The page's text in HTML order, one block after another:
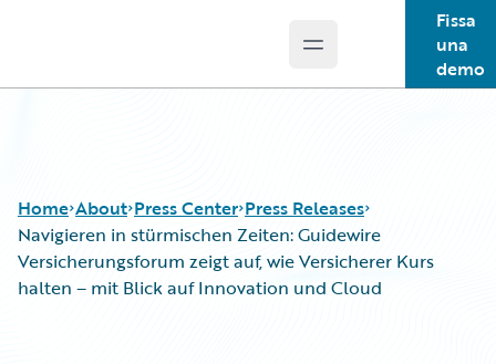
Open main menu
Fissa
una
demo
Home About Press Center Press Releases
Navigieren in stürmischen Zeiten: Guidewire
Versicherungsforum zeigt auf, wie Versicherer Kurs
halten – mit Blick auf Innovation und Cloud